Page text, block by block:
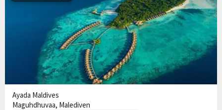
Ayada Maldives
Maguhdhuvaa, Malediven